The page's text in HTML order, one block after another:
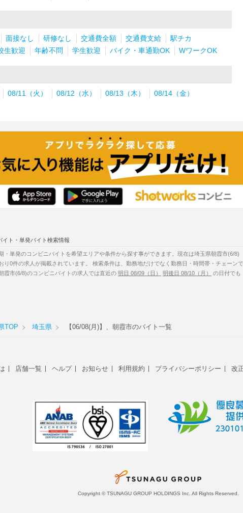
面接なし 研修なし 交通費全額 交通費支給
駅チカ
生歓迎 年齢不問 学生歓迎 バイク・車通勤OK WワークOK
08/11（火） 08/12（水） 08/13（木） 08/14（金）
イト・単発バイト検索情報
・単発のコンビニバイトを希望エリアや条件から探す事ができます。現在は埼玉県朝霞市(6/8)
り0件の求人が掲載されています。 検索条件は、勤務地だけでなく勤務日・時間帯・チェーンで
霞市(6/8)のコンビニバイトの求人では直近の 明日 08/09（日） 明後日 08/10（月）
の日付でも
TOP 埼玉県 【06/08(月)】、朝霞市のバイト一覧
店舗一覧 ヘルプ お知らせ 利用規約 プライバシーポリシー 改
Copyright © TSUNAGU GROUP HOLDINGS Inc. All Rights Reserved.